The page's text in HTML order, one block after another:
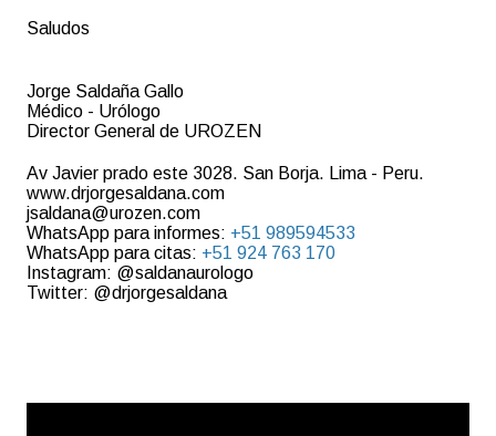
Saludos
Jorge Saldaña Gallo
Médico - Urólogo
Director General de UROZEN
Av Javier prado este 3028. San Borja. Lima - Peru.
www.drjorgesaldana.com
jsaldana@urozen.com
WhatsApp para informes: +51 989594533
WhatsApp para citas: +51 924 763 170
Instagram: @saldanaurologo
Twitter: @drjorgesaldana